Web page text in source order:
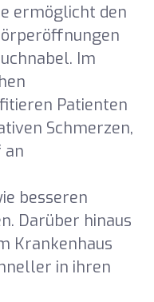
ermöglicht den
Im
Patienten
Schmerzen,
an
besseren
Darüber hinaus
Krankenhaus
in ihren